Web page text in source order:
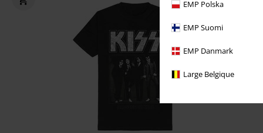
EMP Polska
EMP Suomi
EMP Danmark
Large Belgique